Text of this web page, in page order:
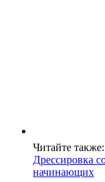
Читайте также:
Дрессировка
начинающих